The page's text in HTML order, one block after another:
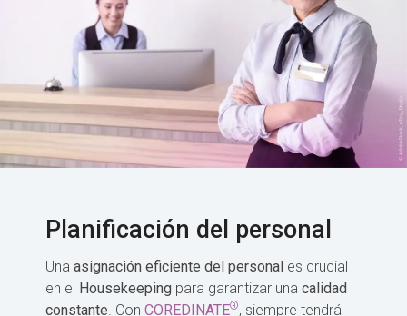
Planificación del personal
Una asignación eficiente del personal es crucial
en el Housekeeping para garantizar una calidad
constante. Con COREDINATE®, siempre tendrá